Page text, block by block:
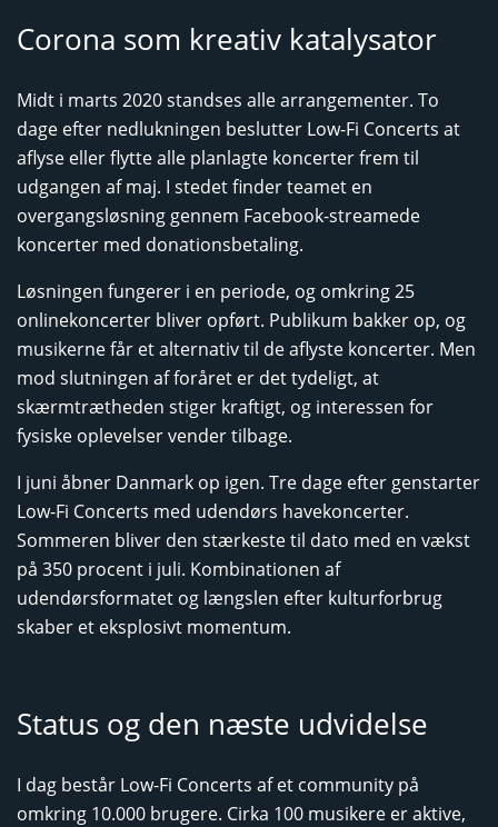
Corona som kreativ katalysator
Midt i marts 2020 standses alle arrangementer. To
dage efter nedlukningen beslutter Low-Fi Concerts at
aflyse eller flytte alle planlagte koncerter frem til
udgangen af maj. I stedet finder teamet en
overgangsløsning gennem Facebook-streamede
koncerter med donationsbetaling.
Løsningen fungerer i en periode, og omkring 25
onlinekoncerter bliver opført. Publikum bakker op, og
musikerne får et alternativ til de aflyste koncerter. Men
mod slutningen af foråret er det tydeligt, at
skærmtrætheden stiger kraftigt, og interessen for
fysiske oplevelser vender tilbage.
I juni åbner Danmark op igen. Tre dage efter genstarter
Low-Fi Concerts med udendørs havekoncerter.
Sommeren bliver den stærkeste til dato med en vækst
på 350 procent i juli. Kombinationen af
udendørsformatet og længslen efter kulturforbrug
skaber et eksplosivt momentum.
Status og den næste udvidelse
I dag består Low-Fi Concerts af et community på
omkring 10.000 brugere. Cirka 100 musikere er aktive,